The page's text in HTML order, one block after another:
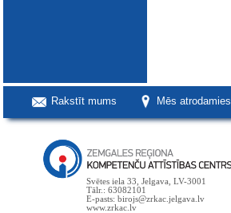
Rakstīt mums Mēs atrodamies
Svētes iela 33, Jelgava, LV-3001
Tālr.: 63082101
E-pasts: birojs@zrkac.jelgava.lv
www.zrkac.lv